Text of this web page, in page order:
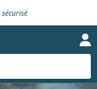
vétérinaire
vétérinaire
vétérinaire
clinique